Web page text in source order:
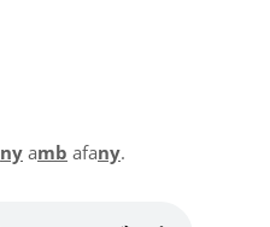
ny amb afany.